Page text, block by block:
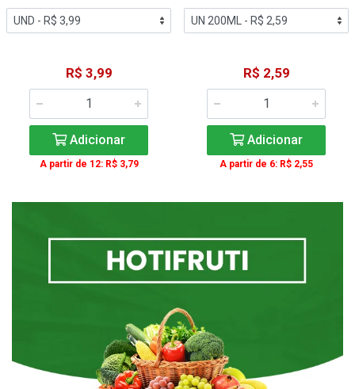
R$ 3,99
Adicionar
A partir de 12: R$ 3,79
R$ 2,59
Adicionar
A partir de 6: R$ 2,55